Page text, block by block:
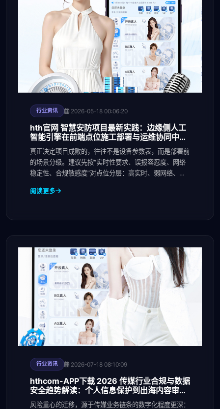
行业资讯 2026-05-18 00:06:20
hth官网 智慧安防项目最新实践：边缘侧人工
智能引擎在前端点位施工部署与运维协同中的
关键变化
真正决定项目成败的，往往不是设备参数表，而是部署前
的场景分级。建议先按“实时性要求、误报容忍度、网络
稳定性、合规敏感度”对点位分层：高实时、弱网络、强
阅读更多
行业资讯 2026-07-18 08:10:09
hthcom-APP下载 2026 传媒行业合规与数据
安全趋势解读：个人信息保护到出海内容审核
的关键变化
风险重心的迁移，源于传媒业务链条的数字化程度更深：